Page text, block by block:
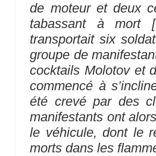
de moteur et deux
tabassant à mort
transportait six
groupe de
cocktails Molotov et
commencé à
été crevé par des
manifestants ont
le véhicule, dont le
morts dans les